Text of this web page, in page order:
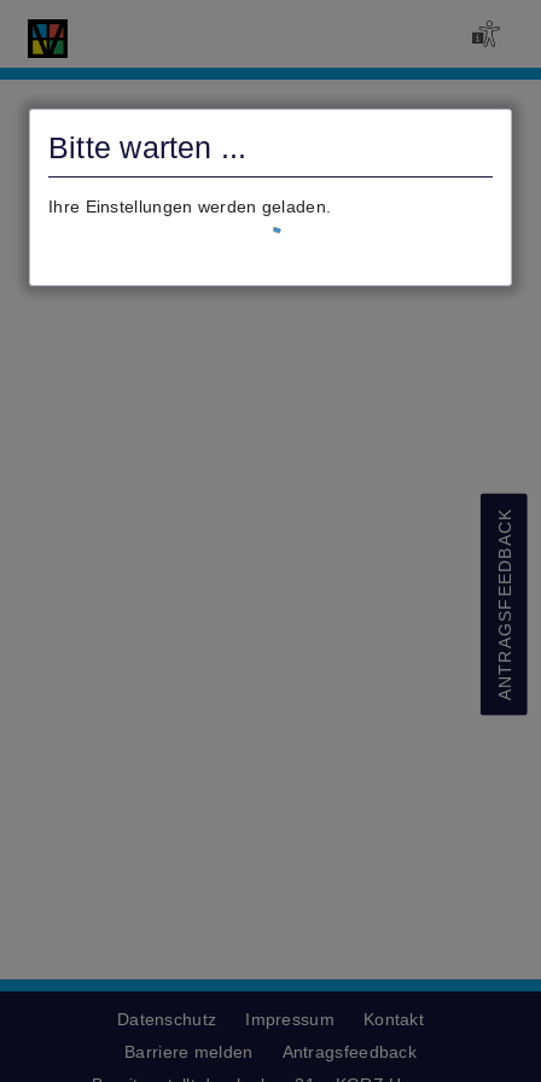
Bitte warten ...
Ihre Einstellungen werden geladen.
ANTRAGSFEEDBACK
Datenschutz Impressum
Kontakt
Barriere melden
Antragsfeedback